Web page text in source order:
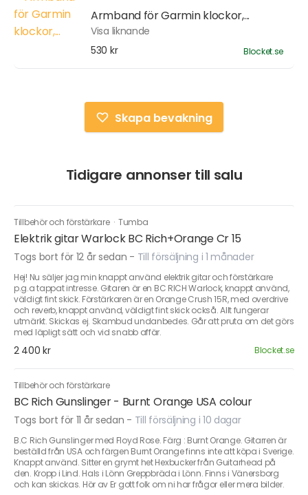
Armband för Garmin klockor,...
Visa liknande
530 kr
Blocket.se
Skapa bevakning
Tidigare annonser till salu
Tillbehör och förstärkare ·Tumba
Elektrik gitar Warlock BC Rich+Orange Cr 15
Togs bort för 12 år sedan - Till försäljning i 1 månader
Hej! Nu säljer jag min knappt använd elektrik gitar och förstärkare
p.g.a tappat intresse. Gitaren är en BC RICH Warlock, knappt använd,
väldigt fint skick. Förstärkaren är en Orange Crush 15R, med overdrive
och reverb, knappt använd, väldigt fint skick också. Allt fungerar
utmärkt. Skickas ej. Skambud undanbedes. Går att pruta om det görs
med läpligt sätt och vid snabb affär.
2 400 kr Blocket.se
Tillbehör och förstärkare
BC Rich Gunslinger - Burnt Orange USA colour
Togs bort för 11 år sedan - Till försäljning i 10 dagar
B.C Rich Gunslinger med Floyd Rose. Färg : Burnt Orange. Gitarren är
beställd från USA och färgen Burnt Orange finns inte att köpa i Sverige.
Knappt använd. Sitter en grymt het Hexbucker från Guitarhead på
den. Kropp i Lind. Hals i Lönn Greppbräda i Lönn. Finns i Vänersborg
och kan skickas. Hör av Er gott folk om ni har frågor eller mera bilder.